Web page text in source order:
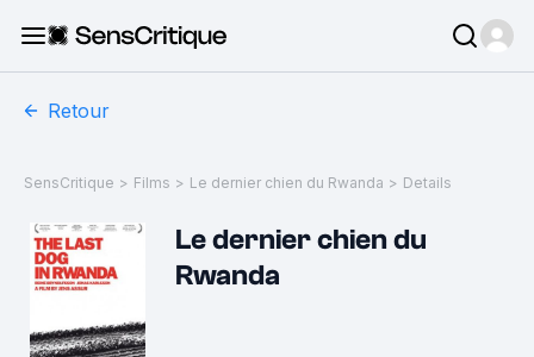
Retour
SensCritique > Films > Le dernier chien du Rwanda > Details
Le dernier chien du
Rwanda